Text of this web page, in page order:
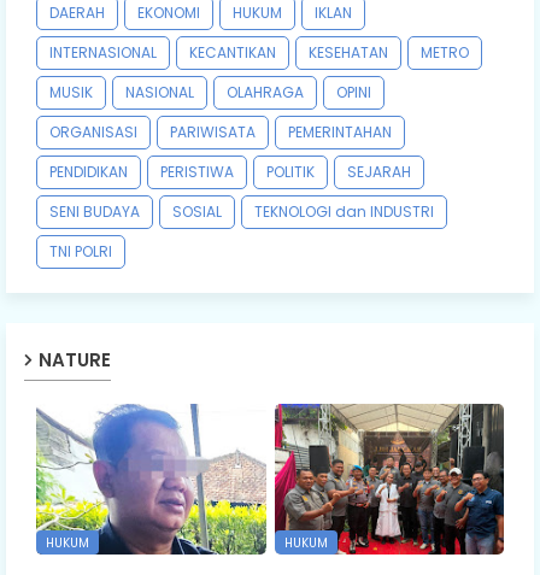
DAERAH
EKONOMI HUKUM
IKLAN
INTERNASIONAL
KECANTIKAN KESEHATAN
METRO
MUSIK
NASIONAL OLAHRAGA
OPINI
ORGANISASI
PARIWISATA
PEMERINTAHAN
PENDIDIKAN
PERISTIWA POLITIK
SEJARAH
SENI BUDAYA
SOSIAL
TEKNOLOGI dan INDUSTRI
TNI POLRI
NATURE
HUKUM HUKUM